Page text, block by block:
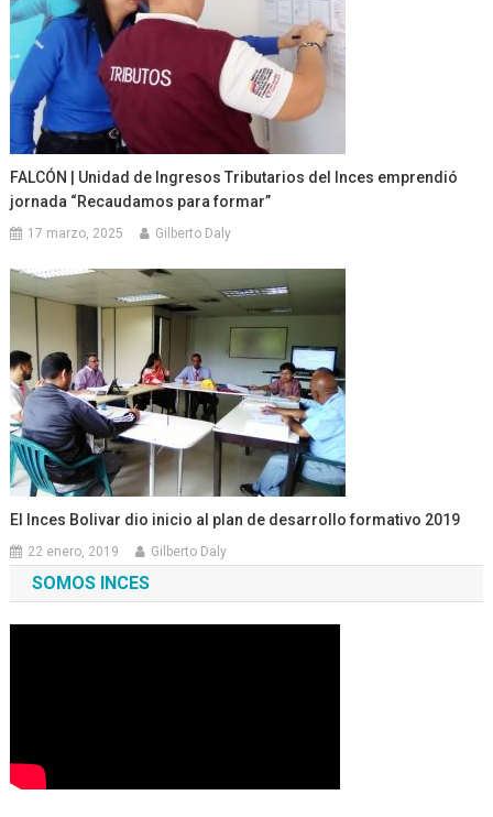
FALCÓN | Unidad de Ingresos Tributarios del Inces emprendió
jornada “Recaudamos para formar”
17 marzo, 2025 Gilberto Daly
El Inces Bolivar dio inicio al plan de desarrollo formativo 2019
22 enero, 2019 Gilberto Daly
SOMOS INCES